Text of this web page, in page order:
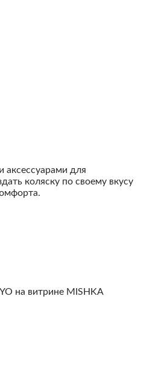
аксессуарами для
коляску по своему вкусу
на витрине MISHKA